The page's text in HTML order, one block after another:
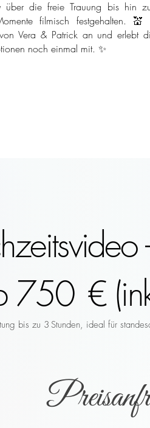
über die freie Trauung bis hin
filmisch festgehalten.
Vera & Patrick an und erlebt
noch einmal mit. ✨
750 €
bis zu 3 Stunden, ideal für